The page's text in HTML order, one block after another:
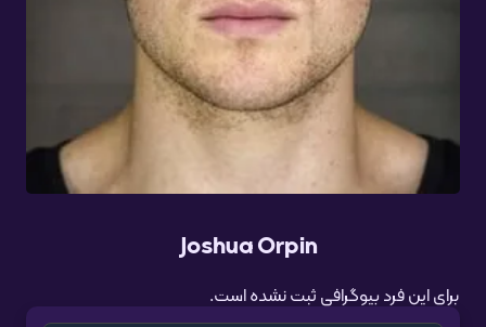
Joshua Orpin
برای این فرد بیوگرافی ثبت نشده است.